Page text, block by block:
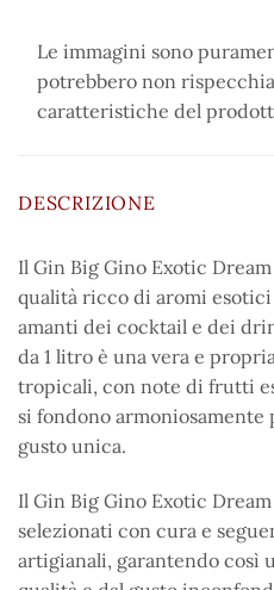
Le immagini sono
potrebbero non
caratteristiche del
DESCRIZIONE
Il Gin Big Gino Exotic
qualità ricco di aromi
amanti dei cocktail e dei
da 1 litro è una vera e
tropicali, con note di frutti
si fondono armoniosamente
gusto unica.
Il Gin Big Gino Exotic
selezionati con cura e
artigianali, garantendo così